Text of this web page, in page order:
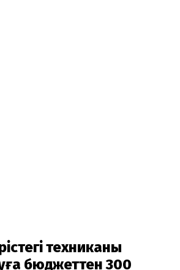
техниканы
бюджеттен 300